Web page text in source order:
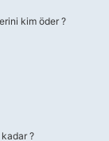
kim öder ?
?